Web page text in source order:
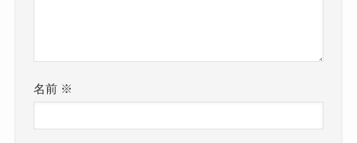
名前 ※